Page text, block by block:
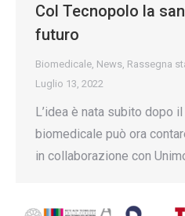
Col Tecnopolo la
futuro
Biomedicale News Rassegna
Luglio 13, 2022
L’idea è nata subito dopo
biomedicale può ora
in collaborazione con